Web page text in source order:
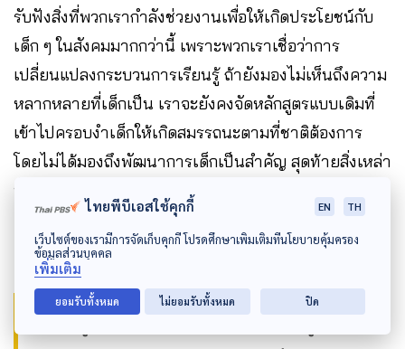
รับฟังสิ่งที่พวกเรากำลังช่วยงานเพื่อให้เกิดประโยชน์กับ
เด็ก ๆ ในสังคมมากกว่านี้ เพราะพวกเราเชื่อว่าการ
เปลี่ยนแปลงกระบวนการเรียนรู้ ถ้ายังมองไม่เห็นถึงความ
หลากหลายที่เด็กเป็น เราจะยังคงจัดหลักสูตรแบบเดิมที่
เข้าไปครอบงำเด็กให้เกิดสมรรถนะตามที่ชาติต้องการ
โดยไม่ได้มองถึงพัฒนาการเด็กเป็นสำคัญ สุดท้ายสิ่งเหล่า
นี้ก็จะมาทำร้ายตัวเด็กและทำร้ายคุณค่าครูในระบบการ
ศึกษา
ไทยพีบีเอสใช้คุกกี้ EN TH
เว็บไซต์ของเรามีการจัดเก็บคุกกี้ โปรดศึกษาเพิ่มเติมที่นโยบายคุ้มครอง
ข้อมูลส่วนบุคคล
เพิ่มเติม
ยอมรับทั้งหมด ไม่ยอมรับทั้งหมด ปิด